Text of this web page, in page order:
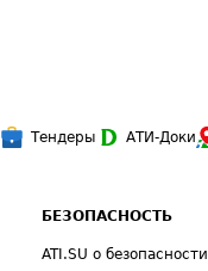
Тендеры АТИ-Доки
БЕЗОПАСНОСТЬ
ATI.SU о безопасности